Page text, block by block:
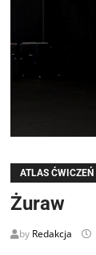
ATLAS ĆWICZEŃ
Żuraw
by Redakcja